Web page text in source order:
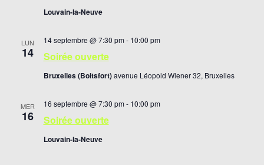
Louvain-la-Neuve
LUN
14 Soirée ouverte
14 septembre @ 7:30 pm - 10:00 pm
Bruxelles (Boitsfort)avenue Léopold Wiener 32, Bruxelles
MER
16 Soirée ouverte
16 septembre @ 7:30 pm - 10:00 pm
Louvain-la-Neuve